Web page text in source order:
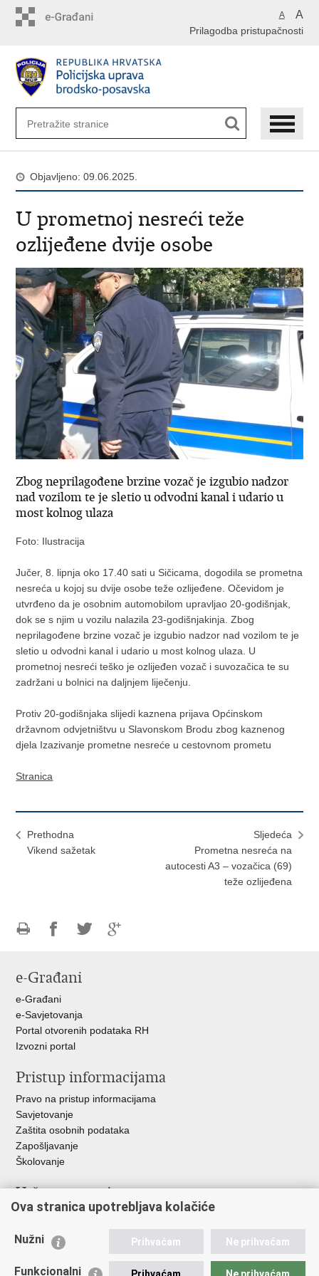
A A
Prilagodba pristupačnosti
Objavljeno: 09.06.2025.
U prometnoj nesreći teže
ozlijeđene dvije osobe
Zbog neprilagođene brzine vozač je izgubio nadzor
nad vozilom te je sletio u odvodni kanal i udario u
most kolnog ulaza
Foto: Ilustracija
Jučer, 8. lipnja oko 17.40 sati u Sičicama, dogodila se prometna
nesreća u kojoj su dvije osobe teže ozlijeđene. Očevidom je
utvrđeno da je osobnim automobilom upravljao 20-godišnjak,
dok se s njim u vozilu nalazila 23-godišnjakinja. Zbog
neprilagođene brzine vozač je izgubio nadzor nad vozilom te je
sletio u odvodni kanal i udario u most kolnog ulaza. U
prometnoj nesreći teško je ozlijeđen vozač i suvozačica te su
zadržani u bolnici na daljnjem liječenju.
Protiv 20-godišnjaka slijedi kaznena prijava Općinskom
državnom odvjetništvu u Slavonskom Brodu zbog kaznenog
djela Izazivanje prometne nesreće u cestovnom prometu
Stranica
Prethodna
Vikend sažetak
Sljedeća
Prometna nesreća na
autocesti A3 – vozačica (69)
teže ozlijeđena
FacebookuTwitteru
e-Građani
e-Građani
e-Savjetovanja
Portal otvorenih podataka RH
Izvozni portal
Pristup informacijama
Pravo na pristup informacijama
Savjetovanje
Zaštita osobnih podataka
Zapošljavanje
Školovanje
Važne poveznice
Ministarstvo unutarnjih poslova
Udruge
Ova stranica upotrebljava kolačiće
Nužni Prihvaćam Ne prihvaćam
Funkcionalni Prihvaćam Ne prihvaćam